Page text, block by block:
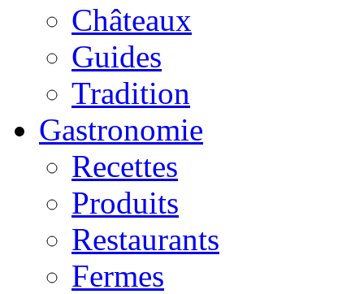
Châteaux
Guides
Tradition
Gastronomie
Recettes
Produits
Restaurants
Fermes